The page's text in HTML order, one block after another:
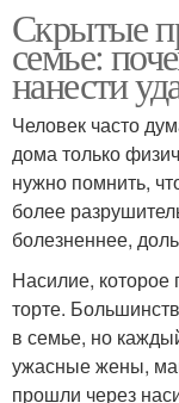
Скрытые
семье:
нанести
Человек часто
дома только
нужно помнить,
более
болезненнее,
Насилие, которое
торте.
в семье, но
ужасные жены,
прошли через